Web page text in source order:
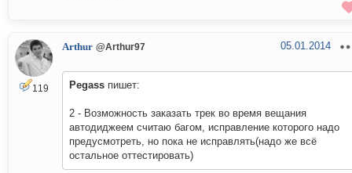
119
Arthur @Arthur97 05.01.2014
Pegass пишет:
2 - Возможность заказать трек во время вещания
автодиджеем считаю багом, исправление которого надо
предусмотреть, но пока не исправлять(надо же всё
остальное оттестировать)